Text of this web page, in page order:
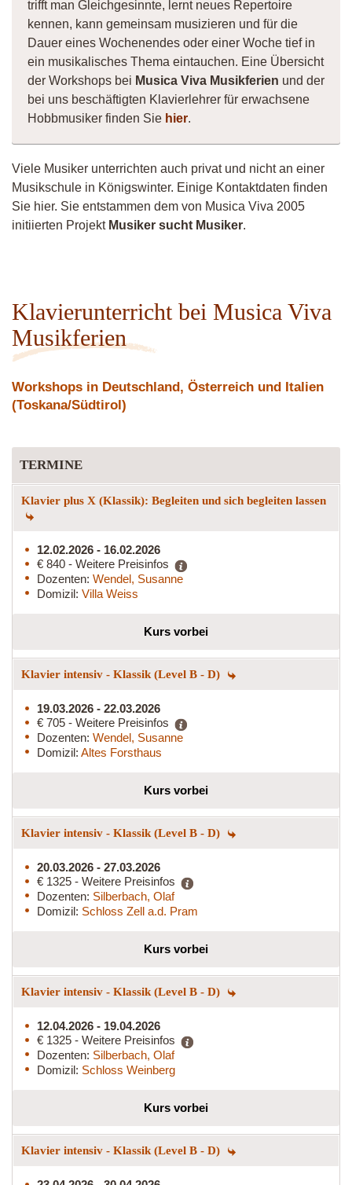
trifft man Gleichgesinnte, lernt neues Repertoire
kennen, kann gemeinsam musizieren und für die
Dauer eines Wochenendes oder einer Woche tief in
ein musikalisches Thema eintauchen. Eine Übersicht
der Workshops bei Musica Viva Musikferien und der
bei uns beschäftigten Klavierlehrer für erwachsene
Hobbmusiker finden Sie hier.
Viele Musiker unterrichten auch privat und nicht an einer
Musikschule in Königswinter. Einige Kontaktdaten finden
Sie hier. Sie entstammen dem von Musica Viva 2005
initiierten Projekt Musiker sucht Musiker.
Klavierunterricht bei Musica Viva
Musikferien
Workshops in Deutschland, Österreich und Italien
(Toskana/Südtirol)
TERMINE
Klavier plus X (Klassik): Begleiten und sich begleiten lassen
12.02.2026 - 16.02.2026
€ 840 - Weitere Preisinfos
Dozenten: Wendel, Susanne
Domizil: Villa Weiss
Kurs vorbei
Klavier intensiv - Klassik (Level B - D)
19.03.2026 - 22.03.2026
€ 705 - Weitere Preisinfos
Dozenten: Wendel, Susanne
Domizil: Altes Forsthaus
Kurs vorbei
Klavier intensiv - Klassik (Level B - D)
20.03.2026 - 27.03.2026
€ 1325 - Weitere Preisinfos
Dozenten: Silberbach, Olaf
Domizil: Schloss Zell a.d. Pram
Kurs vorbei
Klavier intensiv - Klassik (Level B - D)
12.04.2026 - 19.04.2026
€ 1325 - Weitere Preisinfos
Dozenten: Silberbach, Olaf
Domizil: Schloss Weinberg
Kurs vorbei
Klavier intensiv - Klassik (Level B - D)